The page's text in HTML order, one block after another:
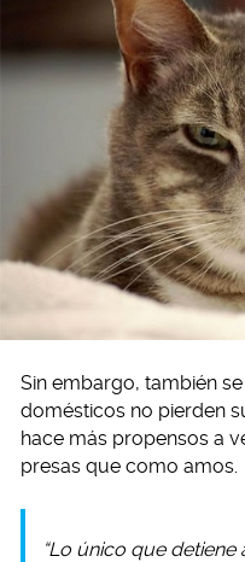
Sin embargo, también
domésticos no pierden
hace más propensos a
presas que como amos.
“Lo único que